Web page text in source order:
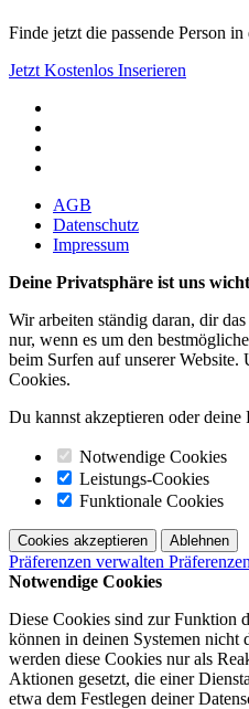
Finde jetzt die passende Person
Jetzt Kostenlos Inserieren
AGB
Datenschutz
Impressum
Deine Privatsphäre ist uns
Wir arbeiten ständig daran, dir
nur, wenn es um den
beim Surfen auf unserer
Cookies.
Du kannst akzeptieren oder deine
Notwendige Cookies
Leistungs-Cookies
Funktionale Cookies
Cookies akzeptieren Ablehnen
Präferenzen verwalten
Notwendige Cookies
Diese Cookies sind zur Funktion
können in deinen Systemen nicht
werden diese Cookies nur als
Aktionen gesetzt, die einer
etwa dem Festlegen deiner